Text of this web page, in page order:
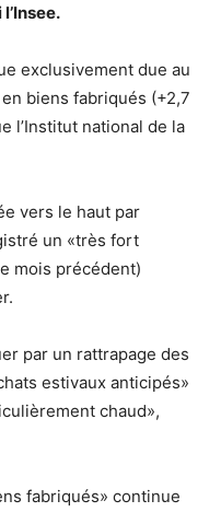
exclusivement due au
biens fabriqués (+2,7
l’Institut national de la
vers le haut par
un «très fort
mois précédent)
par un rattrapage des
estivaux anticipés»
chaud»,
fabriqués» continue